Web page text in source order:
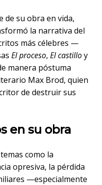
de su obra en vida,
la narrativa del
más célebres —
El proceso, El castilloy
manera póstuma
Max Brod, quien
de destruir sus
en su obra
como la
opresiva, la pérdida
—especialmente